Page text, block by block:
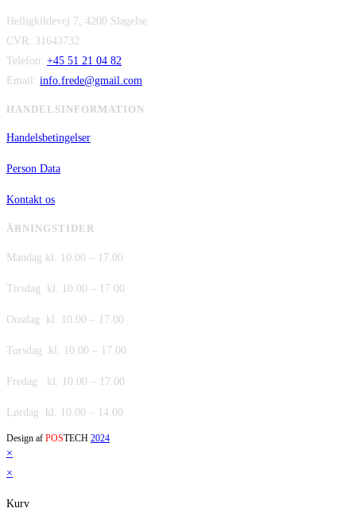
var:
er:
Helligkildevej 7, 4200 Slagelse
CVR: 31643732
Telefon: +45 51 21 04 82
Email: info.frede@gmail.com
HANDELSINFORMATION
Handelsbetingelser
Person Data
Kontakt os
ÅBNINGSTIDER
Mandag kl. 10.00 – 17.00
Tirsdag kl. 10.00 – 17.00
Onsdag kl. 10.00 – 17.00
Torsdag kl. 10.00 – 17.00
Fredag kl. 10.00 – 17.00
Lørdag kl. 10.00 – 14.00
Design af POSTECH 2024
×
×
Kurv